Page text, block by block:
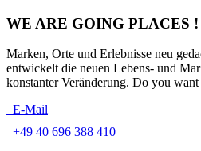
WE ARE GOING PLACES !
Marken, Orte und Erlebnisse neu
entwickelt die neuen Lebens- und
konstanter Veränderung. Do you
E-Mail
+49 40 696 388 410